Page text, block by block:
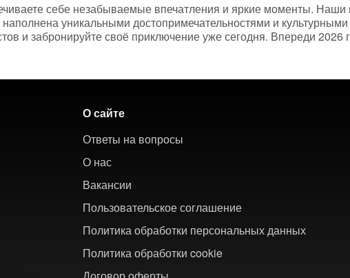
себе незабываемые впечатления и яркие моменты.
уникальными достопримечательностями и
и забронируйте своё приключение уже сегодня. Впереди
О сайте
Ответы на вопросы
О нас
Вакансии
Пользовательское соглашение
Политика обработки персональных данных
Политика обработки cookie